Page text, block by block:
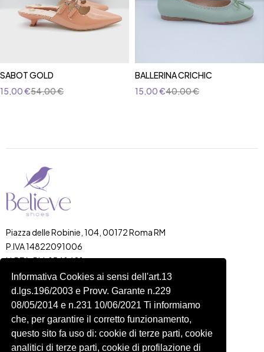
Informativa Cookies ai sensi dell'art.13
d.lgs.196/2003 e Provv. Garante n.229
08/05/2014 e n.231 10/06/2021 Ti informiamo
che, per garantire il corretto funzionamento,
questo sito fa uso di: cookie di terze parti, cookie
analitici di terze parti, cookie di profilazione di
SABOT GOLD
54,00€
15,00€
BALLERINA CRICHIC
40,00€
15,00€
Piazza delle Robinie, 104, 00172 Roma RM
P.IVA 14822091006
N.REA: RM-1548401
C.SOCIALE: €10,00
334 918 4321
Shop
Shop
Donna
Account
Carrello
Profilo